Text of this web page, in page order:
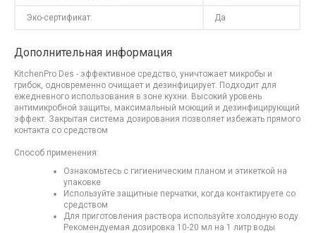
Эко-сертификат: Да
Дополнительная информация
KitchenPro Des - эффективное средство, уничтожает микробы и
грибок, одновременно очищает и дезинфицирует. Подходит для
ежедневного использования в зоне кухни. Высокий уровень
антимикробной защиты, максимальный моющий и дезинфицирующий
эффект. Закрытая система дозирования позволяет избежать прямого
контакта со средством
Способ применения:
Ознакомьтесь с гигиеническим планом и этикеткой на
упаковке
Используйте защитные перчатки, когда контактируете со
средством
Для приготовления раствора используйте холодную воду.
Рекомендуемая дозировка 10-20 мл на 1 литр воды